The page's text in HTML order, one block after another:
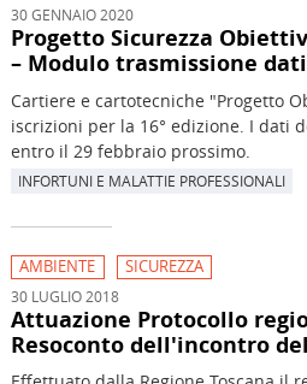
30 GENNAIO 2020
Progetto Sicurezza
– Modulo trasmissione dati
Cartiere e cartotecniche "Progetto
iscrizioni per la 16° edizione. I dati
entro il 29 febbraio prossimo.
INFORTUNI E MALATTIE PROFESSIONALI
AMBIENTE SICUREZZA
30 LUGLIO 2018
Attuazione Protocollo
Resoconto dell'incontro